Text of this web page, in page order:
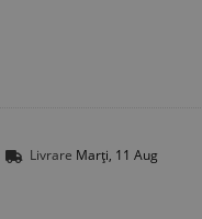
Livrare Marți, 11 Aug